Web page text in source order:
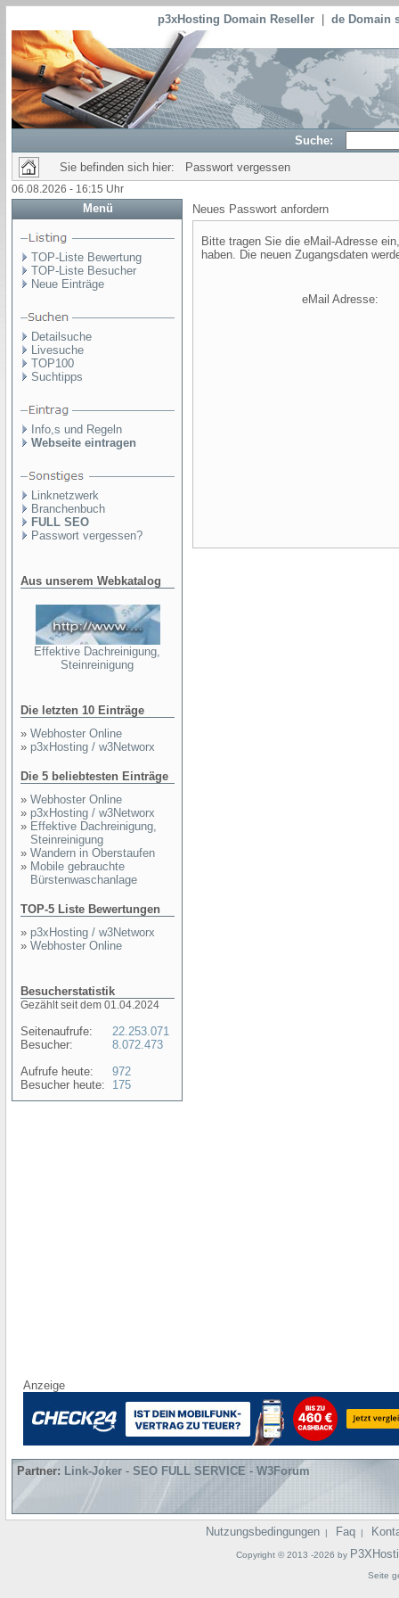
p3xHosting Domain Reseller de Domain
Suche:
Sie befinden sich hier: Passwort vergessen
06.08.2026 - 16:15 Uhr
Menü
TOP-Liste Bewertung
TOP-Liste Besucher
Neue Einträge
Detailsuche
Livesuche
TOP100
Suchtipps
Info,s und Regeln
Webseite eintragen
Linknetzwerk
Branchenbuch
FULL SEO
Passwort vergessen?
Aus unserem Webkatalog
Effektive Dachreinigung,
Steinreinigung
Die letzten 10 Einträge
» Webhoster Online
» p3xHosting / w3Networx
Die 5 beliebtesten Einträge
» Webhoster Online
» p3xHosting / w3Networx
» Effektive Dachreinigung,
Steinreinigung
» Wandern in Oberstaufen
» Mobile gebrauchte
Bürstenwaschanlage
TOP-5 Liste Bewertungen
» p3xHosting / w3Networx
» Webhoster Online
Besucherstatistik
Gezählt seit dem 01.04.2024
Seitenaufrufe:
Besucher:
Aufrufe heute:
Besucher heute:
22.253.071
8.072.473
972
175
Neues Passwort anfordern
Bitte tragen Sie die eMail-Adresse
haben. Die neuen Zugangsdaten
eMail Adresse:
Anzeige
Partner: Link-Joker - SEO FULL SERVICE - W3Forum
Nutzungsbedingungen | Faq |
Copyright © 2013 -2026 by
Seite